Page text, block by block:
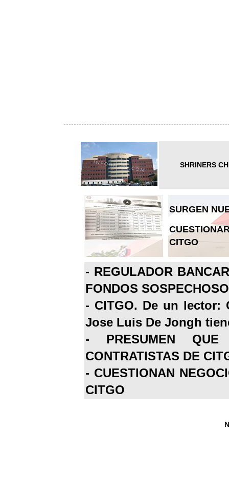
SHRINERS
SURGEN
CITGO
- REGULADOR
FONDOS
- CITGO. De un lector:
Jose Luis De Jongh
- PRESUMEN
CONTRATISTAS DE
- CUESTIONAN
CITGO